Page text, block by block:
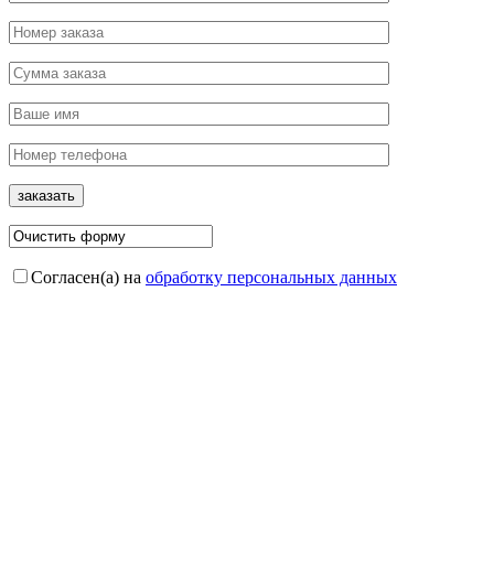
Согласен(а) на обработку персональных данных